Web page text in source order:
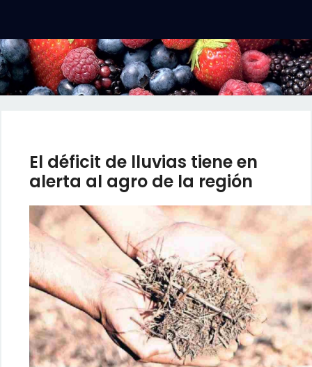
El déficit de lluvias tiene en
alerta al agro de la región